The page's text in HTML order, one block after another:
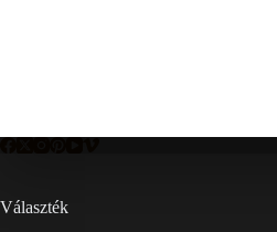
Választék